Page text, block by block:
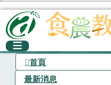
首頁
最新消息